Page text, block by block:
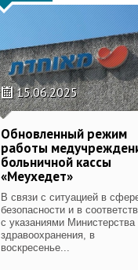
15.06.2025
Обновленный режим
работы
больничной кассы
«Меухедет»
В связи с ситуацией в
безопасности и в
с указаниями Министерства
здравоохранения, в
воскресенье...